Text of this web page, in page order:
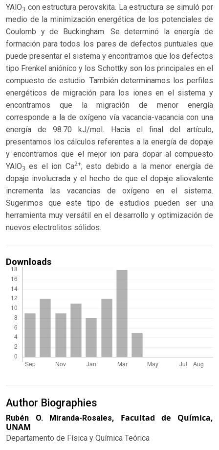
YAlO3 con estructura perovskita. La estructura se simuló por
medio de la minimización energética de los potenciales de
Coulomb y de Buckingham. Se determinó la energía de
formación para todos los pares de defectos puntuales que
puede presentar el sistema y encontramos que los defectos
tipo Frenkel aniónico y los Schottky son los principales en el
compuesto de estudio. También determinamos los perfiles
energéticos de migración para los iones en el sistema y
encontramos que la migración de menor energía
corresponde a la de oxígeno vía vacancia-vacancia con una
energía de 98.70 kJ/mol. Hacia el final del artículo,
presentamos los cálculos referentes a la energía de dopaje
y encontramos que el mejor ion para dopar al compuesto
YAlO3 es el ion Ca2+; esto debido a la menor energía de
dopaje involucrada y el hecho de que el dopaje aliovalente
incrementa las vacancias de oxígeno en el sistema.
Sugerimos que este tipo de estudios pueden ser una
herramienta muy versátil en el desarrollo y optimización de
nuevos electrolitos sólidos.
Downloads
Author Biographies
Rubén O. Miranda-Rosales, Facultad de Química,
UNAM
Departamento de Física y Química Teórica